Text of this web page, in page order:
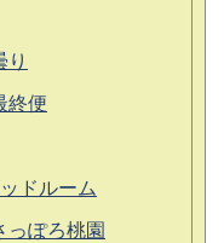
り
終便
ドルーム
っぽろ桃園